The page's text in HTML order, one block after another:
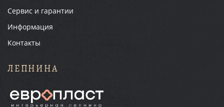
Сервис и гарантии
Информация
Контакты
ЛЕПНИНА